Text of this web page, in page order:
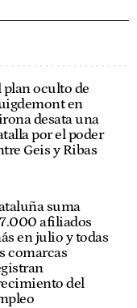
plan oculto de
en
desata una
por el poder
Geis y Ribas
suma
afiliados
en julio y todas
comarcas
del